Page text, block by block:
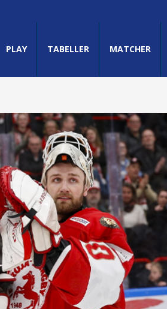
PLAY TABELLER MATCHER